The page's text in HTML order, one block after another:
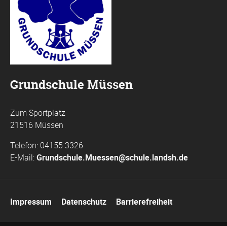
Grundschule Müssen
Zum Sportplatz
21516 Müssen
Telefon: 04155 3326
E-Mail:Grundschule.Muessen@schule.landsh.de
überspringen
Impressum Datenschutz Barrierefreiheit